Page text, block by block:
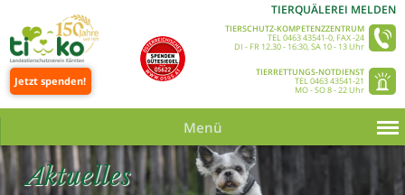
Jetzt spenden!
TIERQUÄLEREI MELDEN
TIERSCHUTZ-KOMPETENZZENTRUM
TEL 0463 43541-0, FAX -24
DI - FR 12.30 - 16:30, SA 10 - 13 Uhr
TIERRETTUNGS-NOTDIENST
TEL 0463 43541-21
MO - SO 8 - 22 Uhr
Menü
Aktuelles